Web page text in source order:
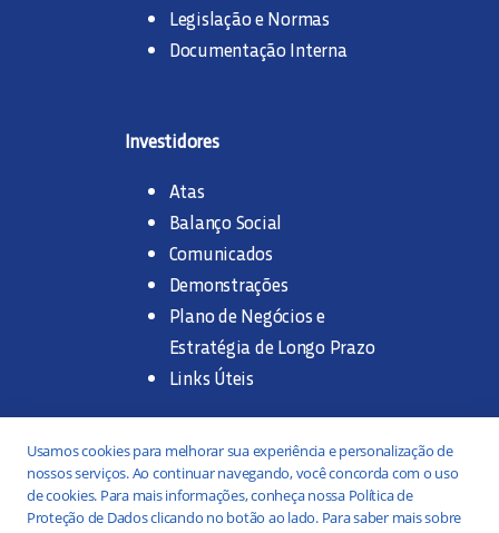
Legislação e Normas
Documentação Interna
Investidores
Atas
Balanço Social
Comunicados
Demonstrações
Plano de Negócios e
Estratégia de Longo Prazo
Links Úteis
Trabalhe na SANASA
Concurso Público
Estágio
Usamos cookies para melhorar sua experiência e personalização de
nossos serviços. Ao continuar navegando, você concorda com o uso
de cookies. Para mais informações, conheça nossa Política de
Proteção de Dados clicando no botão ao lado. Para saber mais sobre